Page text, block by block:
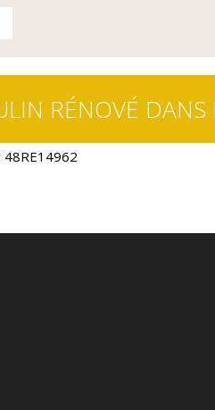
RÉNOVÉ DANS